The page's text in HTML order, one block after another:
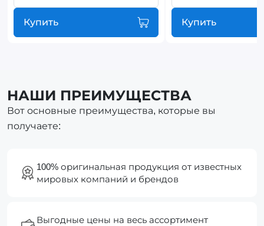
Купить Купить
НАШИ ПРЕИМУЩЕСТВА
Вот основные преимущества, которые вы
получаете:
100% оригинальная продукция от известных
мировых компаний и брендов
Выгодные цены на весь ассортимент